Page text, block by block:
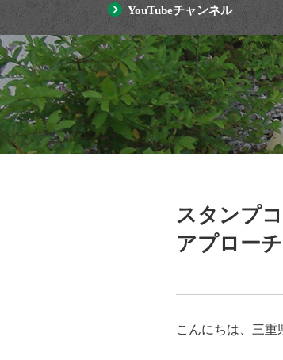
YouTubeチャンネル
スタンプ
アプローチ
こんにちは、三重